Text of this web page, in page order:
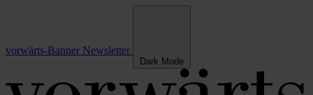
vorwärts-Banner Newsletter
Dark Mode